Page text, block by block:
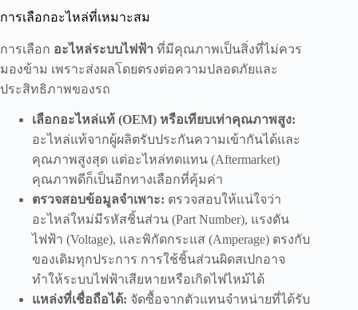
การเลือกอะไหล่ที่เหมาะสม
การเลือก อะไหล่ระบบไฟฟ้า ที่มีคุณภาพเป็นสิ่งที่ไม่ควร
มองข้าม เพราะส่งผลโดยตรงต่อความปลอดภัยและ
ประสิทธิภาพของรถ
เลือกอะไหล่แท้ (OEM) หรือเทียบเท่าคุณภาพสูง:
อะไหล่แท้จากผู้ผลิตรับประกันความเข้ากันได้และ
คุณภาพสูงสุด แต่อะไหล่ทดแทน (Aftermarket)
คุณภาพดีก็เป็นอีกทางเลือกที่คุ้มค่า
ตรวจสอบข้อมูลจำเพาะ: ตรวจสอบให้แน่ใจว่า
อะไหล่ใหม่มีรหัสชิ้นส่วน (Part Number), แรงดัน
ไฟฟ้า (Voltage), และพิกัดกระแส (Amperage) ตรงกับ
ของเดิมทุกประการ การใช้ชิ้นส่วนผิดสเปกอาจ
ทำให้ระบบไฟฟ้าเสียหายหรือเกิดไฟไหม้ได้
แหล่งที่เชื่อถือได้: จัดซื้อจากตัวแทนจำหน่ายที่ได้รับ